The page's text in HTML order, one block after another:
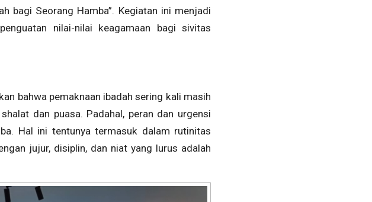
bagi Seorang Hamba”. Kegiatan ini menjadi
nilai-nilai keagamaan bagi sivitas
bahwa pemaknaan ibadah sering kali masih
dan puasa. Padahal, peran dan urgensi
Hal ini tentunya termasuk dalam rutinitas
jujur, disiplin, dan niat yang lurus adalah